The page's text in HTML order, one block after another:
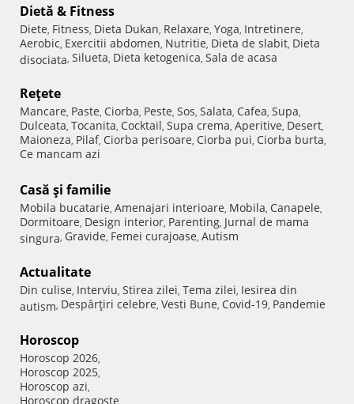
Dietă & Fitness
Diete, Fitness, Dieta Dukan, Relaxare, Yoga, Intretinere,
Aerobic, Exercitii abdomen, Nutritie, Dieta de slabit, Dieta
disociata, Silueta, Dieta ketogenica, Sala de acasa
Reţete
Mancare, Paste, Ciorba, Peste, Sos, Salata, Cafea, Supa,
Dulceata, Tocanita, Cocktail, Supa crema, Aperitive, Desert,
Maioneza, Pilaf, Ciorba perisoare, Ciorba pui, Ciorba burta,
Ce mancam azi
Casă şi familie
Mobila bucatarie, Amenajari interioare, Mobila, Canapele,
Dormitoare, Design interior, Parenting, Jurnal de mama
singura, Gravide, Femei curajoase, Autism
Actualitate
Din culise, Interviu, Stirea zilei, Tema zilei, Iesirea din
autism, Despărţiri celebre, Vesti Bune, Covid-19, Pandemie
Horoscop
Horoscop 2026,
Horoscop 2025,
Horoscop azi,
Horoscop dragoste